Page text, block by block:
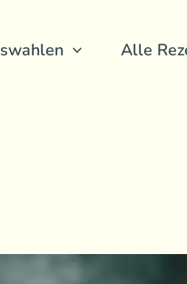
Alle